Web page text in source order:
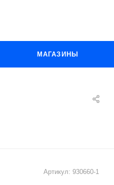
МАГАЗИНЫ
Артикул: 930660-1